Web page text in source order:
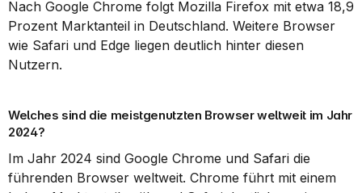
Nach Google Chrome folgt Mozilla Firefox mit etwa 18,9
Prozent Marktanteil in Deutschland. Weitere Browser
wie Safari und Edge liegen deutlich hinter diesen
Nutzern.
Welches sind die meistgenutzten Browser weltweit im Jahr
2024?
Im Jahr 2024 sind Google Chrome und Safari die
führenden Browser weltweit. Chrome führt mit einem